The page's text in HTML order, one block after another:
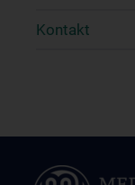
Kontakt